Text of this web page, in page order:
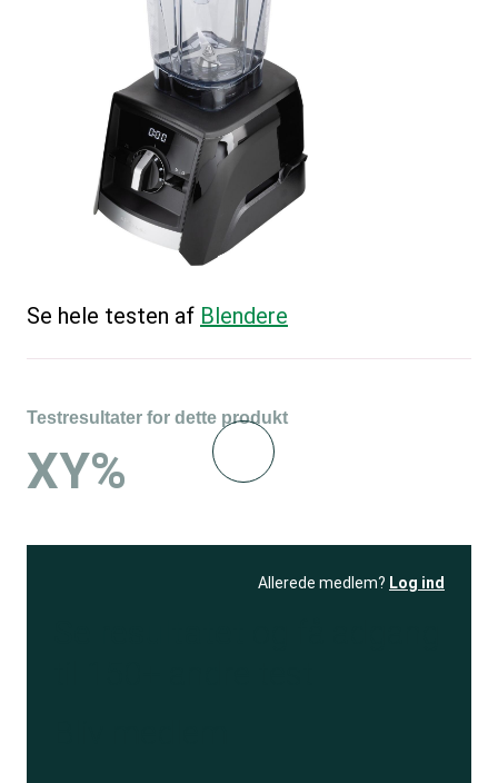
Se hele testen af Blendere
Testresultater for dette produkt
XY%
Allerede medlem? Log ind